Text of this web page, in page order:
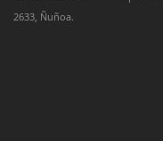
2633, Ñuñoa.